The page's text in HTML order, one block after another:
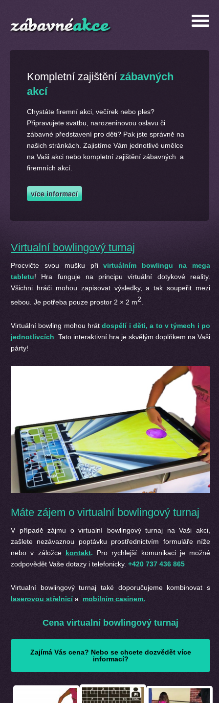
Kompletní zajištění zábavných
akcí
Chystáte firemní akci, večírek nebo ples?
Připravujete svatbu, narozeninovou oslavu či
zábavné představení pro děti? Pak jste správně na
našich stránkách. Zajistíme Vám jednotlivé umělce
na Vaši akci nebo kompletní zajištění zábavných a
firemních akcí.
Virtualní bowlingový turnaj
Procvičte svou mušku přivirtuálním bowlingu na mega
tabletu! Hra funguje na principu virtuální dotykové reality.
Všichni hráči mohou zapisovat výsledky, a tak soupeřit mezi
sebou. Je potřeba pouze prostor 2 × 2 m2
Virtuální bowling mohou hrátdospělí i děti, a to v týmech i po
jednotlivcích . Tato interaktivní hra je skvělým doplňkem na Vaši
párty!
Máte zájem o virtualní bowlingový turnaj
V případě zájmu o virtualní bowlingový turnaj na Vaši akci,
zašlete nezávaznou poptávku prostřednictvím formuláře níže
nebo v záložce kontakt. Pro rychlejší komunikaci je možné
zodpovědět Vaše dotazy i telefonicky. +420 737 436 865
Virtualní bowlingový turnaj také doporučujeme kombinovat s
laserovou střelnicí a mobilním casinem.
Cena virtualní bowlingový turnaj
Zajímá Vás cena? Nebo se chcete dozvědět více
informací?